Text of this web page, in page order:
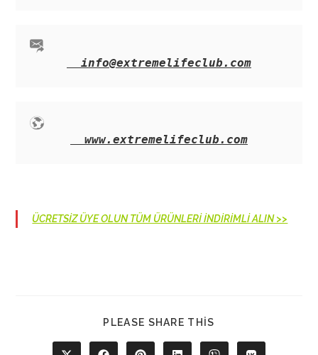
info@extremelifeclub.com
www.extremelifeclub.com
ÜCRETSİZ ÜYE OLUN TÜM ÜRÜNLERİ İNDİRİMLİ ALIN >>
PLEASE SHARE THIS
CONTENT